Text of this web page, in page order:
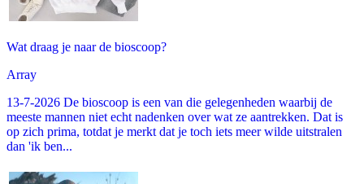
Wat draag je naar de bioscoop?
Array
13-7-2026 De bioscoop is een van die gelegenheden waarbij de
meeste mannen niet echt nadenken over wat ze aantrekken. Dat is
op zich prima, totdat je merkt dat je toch iets meer wilde uitstralen
dan 'ik ben...